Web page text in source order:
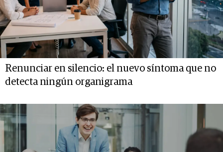
Renunciar en silencio: el nuevo síntoma que no
detecta ningún organigrama